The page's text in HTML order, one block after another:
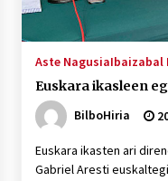
Aste NagusiaIbaizabal
Euskara ikasleen
BilboHiria
Euskara ikasten ari
Gabriel Aresti